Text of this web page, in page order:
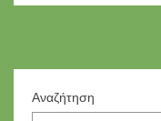
Αναζήτηση